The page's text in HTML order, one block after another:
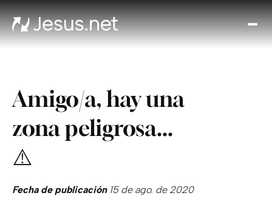
Amigo/a, hay una
zona peligrosa...
⚠️
Fecha de publicación15 de ago. de 2020